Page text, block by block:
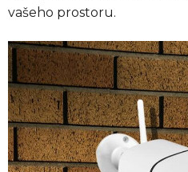
vašeho prostoru.